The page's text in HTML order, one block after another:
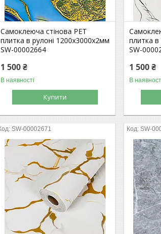
Самоклеюча стінова PET
плитка в рулоні 1200х3000х2мм
SW-00002664
1 500 ₴
В наявності
Купити
плитка
SW-
1 500 ₴
В
SW-00002671 SW-